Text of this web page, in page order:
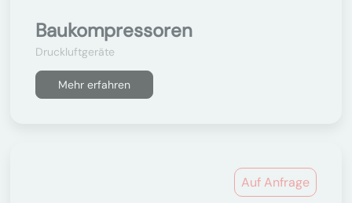
Baukompressoren
Druckluftgeräte
Mehr erfahren
Auf Anfrage